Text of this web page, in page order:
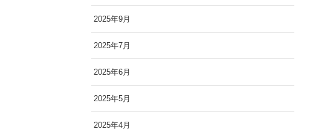
2025年9月
2025年7月
2025年6月
2025年5月
2025年4月